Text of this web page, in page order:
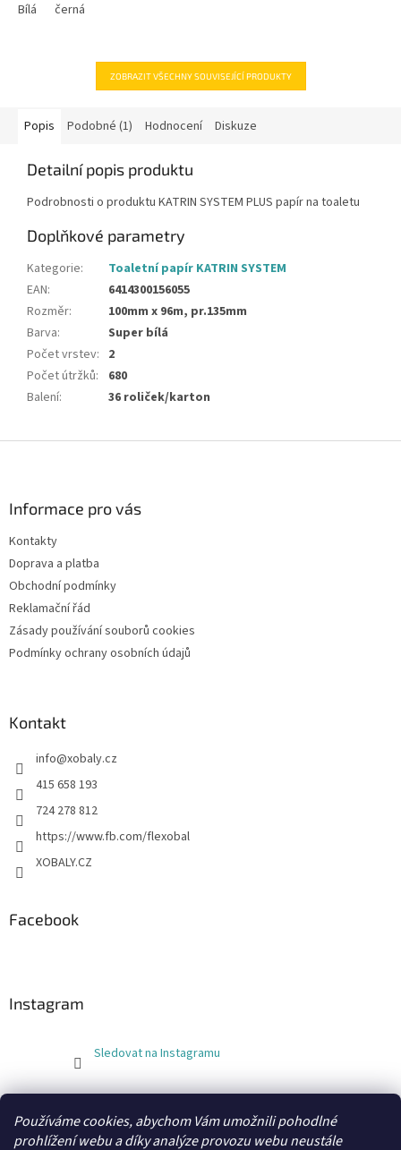
Používáme cookies, abychom Vám umožnili pohodlné
prohlížení webu a díky analýze provozu webu neustále
Bílá
černá
ZOBRAZIT VŠECHNY SOUVISEJÍCÍ PRODUKTY
Popis Podobné (1) Hodnocení Diskuze
Detailní popis produktu
Podrobnosti o produktu KATRIN SYSTEM PLUS papír na toaletu
Doplňkové parametry
Kategorie:
Toaletní papír KATRIN SYSTEM
EAN:
6414300156055
Rozměr:
100mm x 96m, pr.135mm
Barva:
Super bílá
Počet vrstev: 2
Počet útržků:
680
Balení: 36 roliček/karton
Informace pro vás
Kontakty
Doprava a platba
Obchodní podmínky
Reklamační řád
Zásady používání souborů cookies
Podmínky ochrany osobních údajů
Kontakt
info@xobaly.cz
415 658 193
724 278 812
https://www.fb.com/flexobal
XOBALY.CZ
Facebook
Instagram
Sledovat na Instagramu